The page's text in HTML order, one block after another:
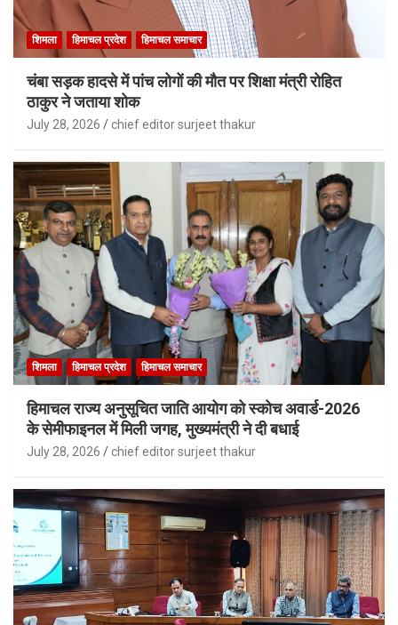
शिमला हिमाचल प्रदेश हिमाचल समाचार
चंबा सड़क हादसे में पांच लोगों की मौत पर शिक्षा मंत्री रोहित
ठाकुर ने जताया शोक
July 28, 2026 chief editor surjeet thakur
शिमला हिमाचल प्रदेश हिमाचल समाचार
हिमाचल राज्य अनुसूचित जाति आयोग को स्कोच अवार्ड-2026
के सेमीफाइनल में मिली जगह, मुख्यमंत्री ने दी बधाई
July 28, 2026 chief editor surjeet thakur